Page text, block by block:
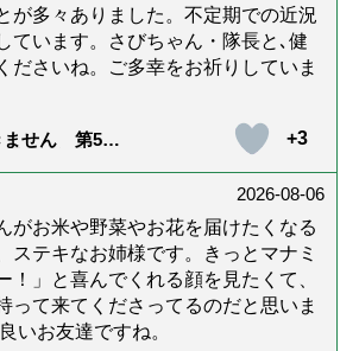
が多々ありました。不定期での近況
ています。さびちゃん・隊長と､健
ださいね。ご多幸をお祈りしていま
ません 第500
+3
2026-08-06
がお米や野菜やお花を届けたくなる
ステキなお姉様です。きっとマナミ
！」と喜んでくれる顔を見たくて、
って来てくださってるのだと思いま
いお友達ですね。